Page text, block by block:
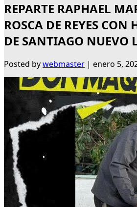
REPARTE RAPHAEL
ROSCA DE REYES CON
DE SANTIAGO NUEVO
Posted bywebmaster | enero 5,